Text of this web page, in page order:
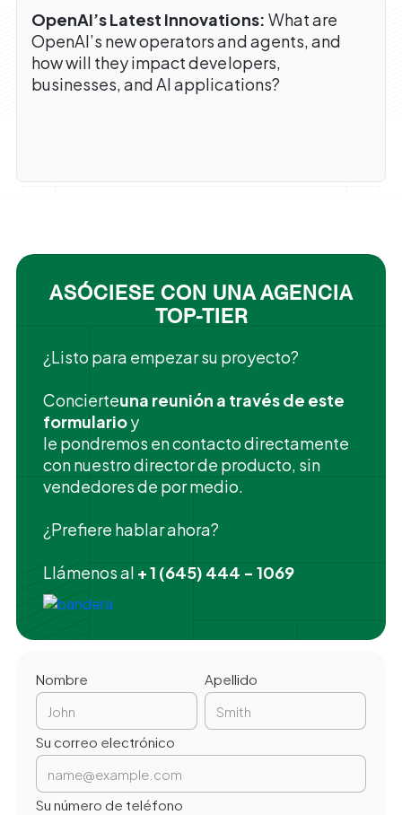
OpenAI’s Latest Innovations: What are
OpenAI’s new operators and agents, and
how will they impact developers,
businesses, and AI applications?
ASÓCIESE CON UNA AGENCIA
TOP-TIER
¿Listo para empezar su proyecto?
‍Concierteuna reunión a través de este
formularioy
le pondremos en contacto directamente
con nuestro director de producto, sin
vendedores de por medio.
¿Prefiere hablar ahora?
Llámenos al + 1 (645) 444 - 1069
Nombre Apellido
Su correo electrónico
Su número de teléfono